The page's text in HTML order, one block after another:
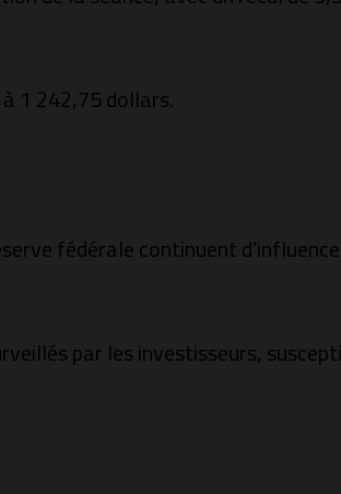
1 242,75 dollars.
fédérale continuent
par les investisseurs,